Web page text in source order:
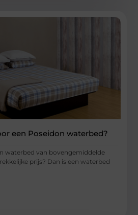
een Poseidon waterbed?
waterbed van bovengemiddelde
prijs? Dan is een waterbed